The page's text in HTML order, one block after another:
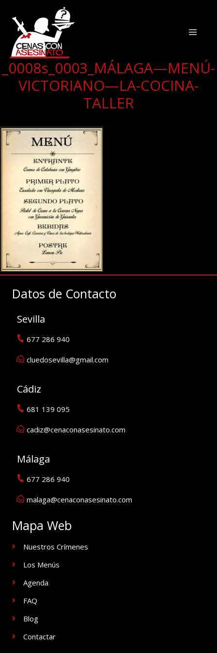
_0008s_0003_MÁLAGA—MENÚ-
VICTORIANO—LA-COCINA-
TALLER
Datos de Contacto
Sevilla
677 286 940
cluedosevilla@gmail.com
Cádiz
681 139 095
cadiz@cenaconasesinato.com
Málaga
677 286 940
malaga@cenaconasesinato.com
Mapa Web
Nuestros Crímenes
Los Menús
Agenda
FAQ
Blog
Contactar